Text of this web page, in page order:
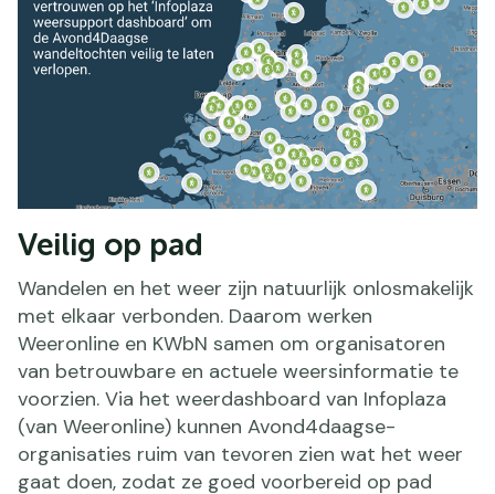
Veilig op pad
Wandelen en het weer zijn natuurlijk onlosmakelijk
met elkaar verbonden. Daarom werken
Weeronline en KWbN samen om organisatoren
van betrouwbare en actuele weersinformatie te
voorzien. Via het weerdashboard van Infoplaza
(van Weeronline) kunnen Avond4daagse-
organisaties ruim van tevoren zien wat het weer
gaat doen, zodat ze goed voorbereid op pad